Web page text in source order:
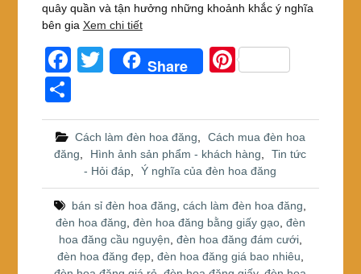
quây quần và tận hưởng những khoảnh khắc ý nghĩa
bên gia Xem chi tiết
F
a
c
e
b
o
o
k
T
er
Share
Pi
e
st
S
h
ar
e
Cách làm đèn hoa đăng
Cách mua đèn hoa
đăng
Hình ảnh sản phẩm - khách hàng
Tin tức
- Hỏi đáp
Ý nghĩa của đèn hoa đăng
bán sỉ đèn hoa đăng ,cách làm đèn hoa đăng
đèn hoa đăng đèn hoa đăng bằng giấy gạo, đèn
hoa đăng cầu nguyện đèn hoa đăng đám cưới,
đèn hoa đăng đẹp, đèn hoa đăng giá bao nhiêu